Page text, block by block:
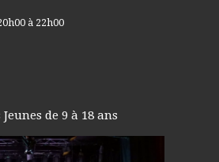
à 22h00
de 9 à 18 ans